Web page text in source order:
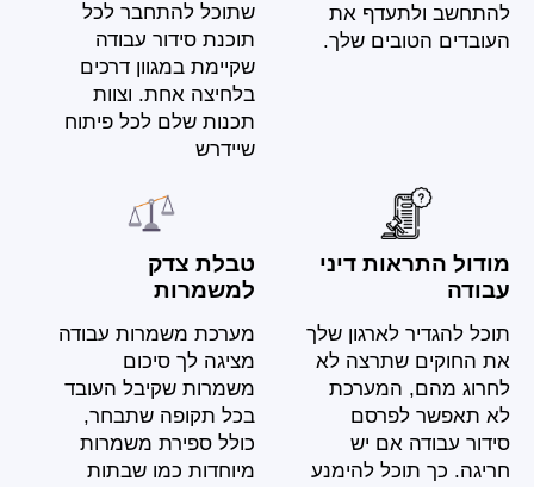
להתחשב ולתעדף את
העובדים הטובים שלך.
שתוכל להתחבר לכל
תוכנת סידור עבודה
שקיימת במגוון דרכים
בלחיצה אחת. וצוות
תכנות שלם לכל פיתוח
שיידרש
מודול התראות דיני
עבודה
תוכל להגדיר לארגון שלך
את החוקים שתרצה לא
לחרוג מהם, המערכת
לא תאפשר לפרסם
סידור עבודה אם יש
חריגה. כך תוכל להימנע
טבלת צדק
למשמרות
מערכת משמרות עבודה
מציגה לך סיכום
משמרות שקיבל העובד
בכל תקופה שתבחר,
כולל ספירת משמרות
מיוחדות כמו שבתות